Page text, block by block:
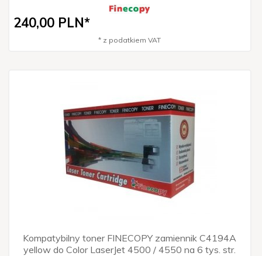
240,00 PLN*
* z podatkiem VAT
Kompatybilny toner FINECOPY zamiennik C4194A
yellow do Color LaserJet 4500 / 4550 na 6 tys. str.